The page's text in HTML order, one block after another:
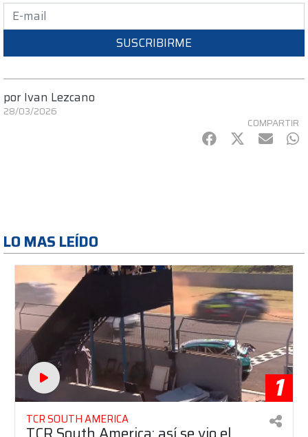
SUSCRIBIRME
por Ivan Lezcano
28/03/2026
COMPARTIR
Facebook
Twitter
mail
LO MAS LEÍDO
1
TCR SOUTH AMERICA